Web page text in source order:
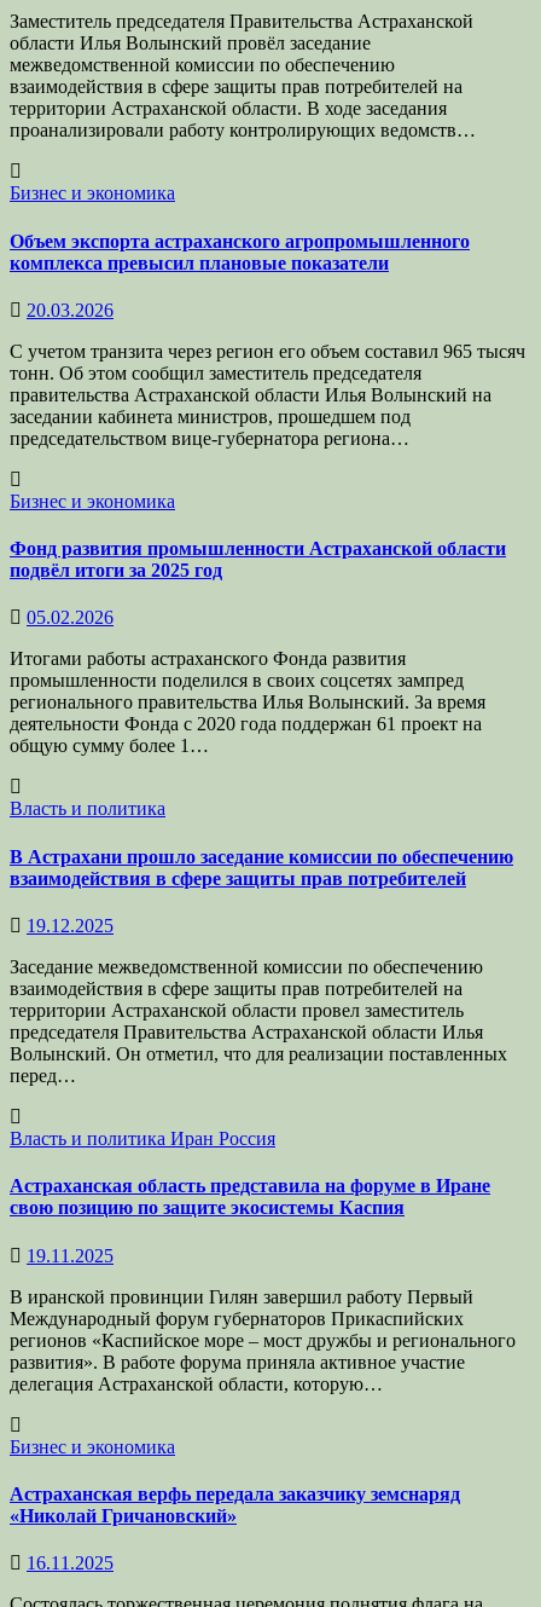
Заместитель председателя Правительства Астраханской
области Илья Волынский провёл заседание
межведомственной комиссии по обеспечению
взаимодействия в сфере защиты прав потребителей на
территории Астраханской области. В ходе заседания
проанализировали работу контролирующих ведомств…
Бизнес и экономика
Объем экспорта астраханского агропромышленного
комплекса превысил плановые показатели
20.03.2026
С учетом транзита через регион его объем составил 965 тысяч
тонн. Об этом сообщил заместитель председателя
правительства Астраханской области Илья Волынский на
заседании кабинета министров, прошедшем под
председательством вице-губернатора региона…
Бизнес и экономика
Фонд развития промышленности Астраханской области
подвёл итоги за 2025 год
05.02.2026
Итогами работы астраханского Фонда развития
промышленности поделился в своих соцсетях зампред
регионального правительства Илья Волынский. За время
деятельности Фонда с 2020 года поддержан 61 проект на
общую сумму более 1…
Власть и политика
В Астрахани прошло заседание комиссии по обеспечению
взаимодействия в сфере защиты прав потребителей
19.12.2025
Заседание межведомственной комиссии по обеспечению
взаимодействия в сфере защиты прав потребителей на
территории Астраханской области провел заместитель
председателя Правительства Астраханской области Илья
Волынский. Он отметил, что для реализации поставленных
перед…
Власть и политика Иран Россия
Астраханская область представила на форуме в Иране
свою позицию по защите экосистемы Каспия
19.11.2025
В иранской провинции Гилян завершил работу Первый
Международный форум губернаторов Прикаспийских
регионов «Каспийское море – мост дружбы и регионального
развития». В работе форума приняла активное участие
делегация Астраханской области, которую…
Бизнес и экономика
Астраханская верфь передала заказчику земснаряд
«Николай Гричановский»
16.11.2025